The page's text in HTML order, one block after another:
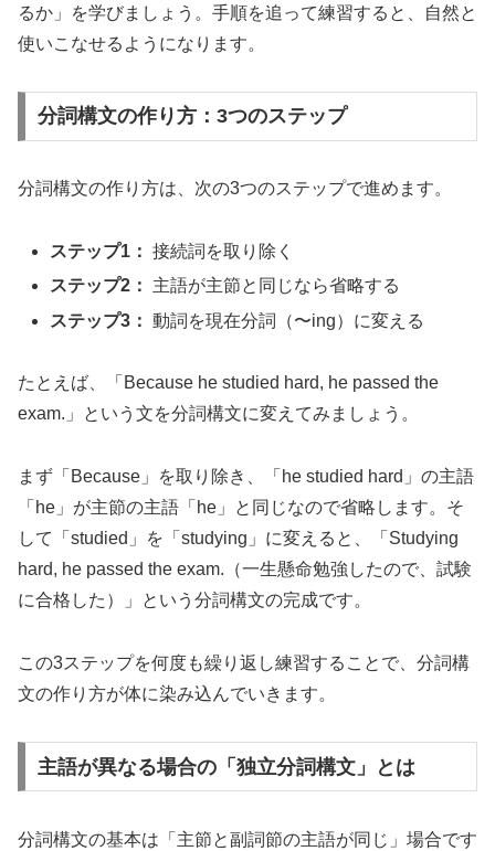
るか」を学びましょう。手順を追って練習すると、自然と
使いこなせるようになります。
分詞構文の作り方：3つのステップ
分詞構文の作り方は、次の3つのステップで進めます。
ステップ1： 接続詞を取り除く
ステップ2：
主語が主節と同じなら省略する
ステップ3： 動詞を現在分詞（〜ing）に変える
たとえば、「Because he studied hard, he passed the
exam.」という文を分詞構文に変えてみましょう。
まず「Because」を取り除き、「he studied hard」の主語
「he」が主節の主語「he」と同じなので省略します。そ
して「studied」を「studying」に変えると、「Studying
hard, he passed the exam.（一生懸命勉強したので、試験
に合格した）」という分詞構文の完成です。
この3ステップを何度も繰り返し練習することで、分詞構
文の作り方が体に染み込んでいきます。
主語が異なる場合の「独立分詞構文」とは
分詞構文の基本は「主節と副詞節の主語が同じ」場合です